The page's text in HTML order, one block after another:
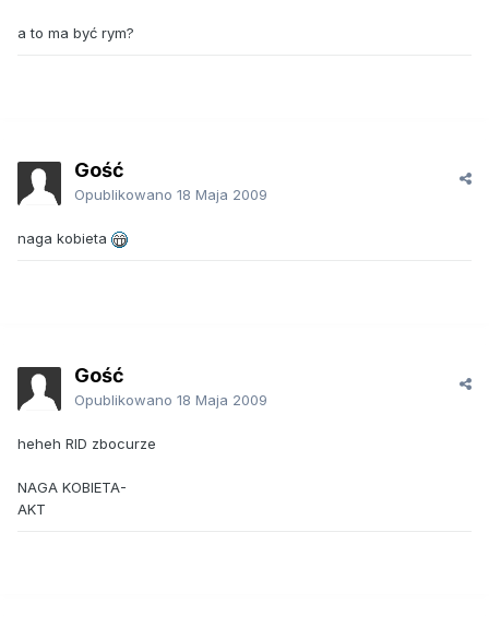
a to ma być rym?
Gość
Opublikowano 18 Maja 2009
naga kobieta
Gość
Opublikowano 18 Maja 2009
heheh RID zbocurze
NAGA KOBIETA-
AKT